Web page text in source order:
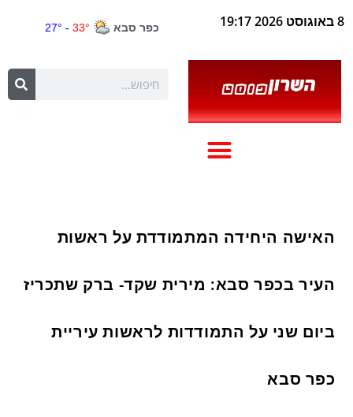
8 באוגוסט 2026 19:17
האישה היחידה המתמודדת על ראשות
העיר בכפר סבא: מירית שקד- ברק שתכריז
ביום שני על התמודדות לראשות עיריית
כפר סבא